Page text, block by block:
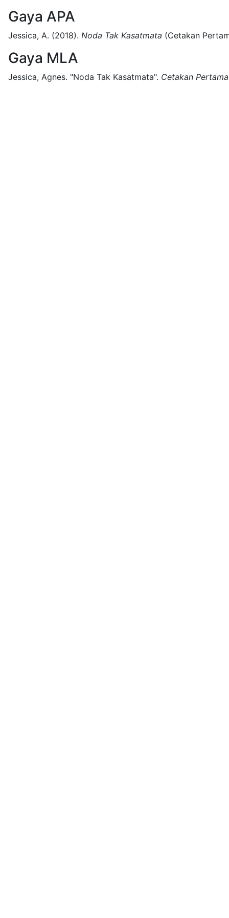
Gaya APA
Jessica, A. (2018). Noda Tak Kasatmata (Cetakan
Gaya MLA
Jessica, Agnes. "Noda Tak Kasatmata". Cetakan Pertama